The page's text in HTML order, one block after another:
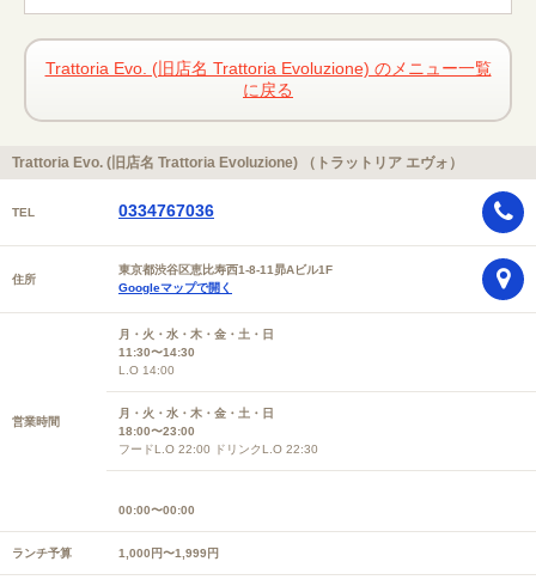
Trattoria Evo. (旧店名 Trattoria Evoluzione) のメニュー一覧
に戻る
Trattoria Evo. (旧店名 Trattoria Evoluzione) （トラットリア エヴォ）
TEL 0334767036
住所
東京都渋谷区恵比寿西1-8-11昴Aビル1F
Googleマップで開く
営業時間
月・火・水・木・金・土・日
11:30〜14:30
L.O 14:00
月・火・水・木・金・土・日
18:00〜23:00
フードL.O 22:00 ドリンクL.O 22:30
00:00〜00:00
ランチ予算 1,000円〜1,999円